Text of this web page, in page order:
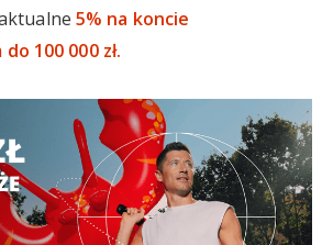
5% na koncie
100 000 zł.